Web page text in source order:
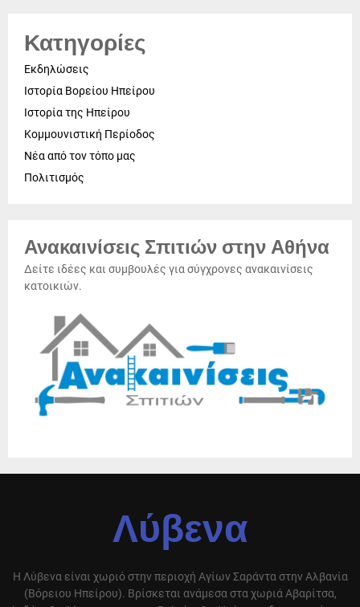
Κατηγορίες
Εκδηλώσεις
Ιστορία Βορείου Ηπείρου
Ιστορία της Ηπείρου
Κομμουνιστική Περίοδος
Νέα από τον τόπο μας
Πολιτισμός
Ανακαινίσεις Σπιτιών στην Αθήνα
Δείτε ιδέες και συμβουλές για σύγχρονες ανακαινίσεις
κατοικιών.
Λύβενα
Η Λύβενα είναι χωριό στην περιοχή Αγίων Σαράντα στην Αλβανία
(Βόρειου Ηπείρου). Βρίσκεται ανάμεσα στα χωριά Αβαρίτσα,